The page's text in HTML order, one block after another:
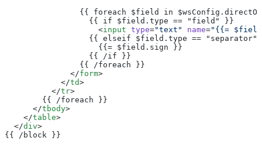
{{ foreach $field in
                  {{ if $field.type == "field" }}
                    <
input type="text" name="{{=
{{ elseif $field.type == "separator"
                    {{= $field.sign }}
                  {{ /if }}
                {{ /foreach }}
              </
form>
            </
td>
          </
tr>
        {{ /foreach }}
      </
tbody>
    </
table>
  </
div>
{{ /block }}